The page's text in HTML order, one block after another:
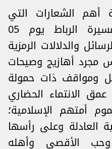
الشعارات التي
رفعها الأمازيغ في مسيرة الرباط يوم 05
الرسائل والدلالات الرمزية
مجرد أهازيج وصيحات
ومواقف ذات حمولة
الانتماء الحضاري
أمتهم الإسلامية؛
العادلة وعلى رأسها
وحب الأقصى وأهله